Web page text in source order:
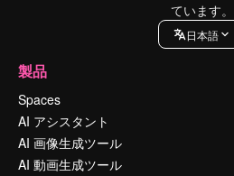
ています。
日本語
製品
Spaces
AI アシスタント
AI 画像生成ツール
AI 動画生成ツール